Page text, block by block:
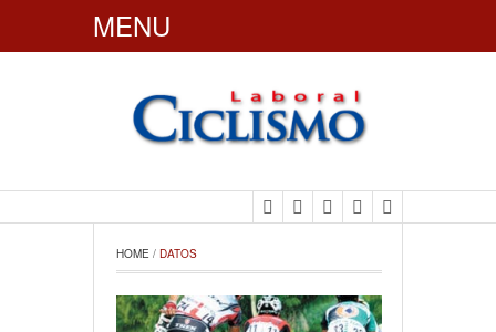
MENU
CiclismoLaboral
HOME / DATOS